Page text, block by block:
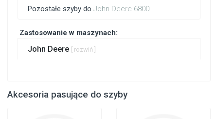
Pozostałe szyby do John Deere 6800
Zastosowanie w maszynach:
John Deere [ rozwiń ]
Akcesoria pasujące do szyby